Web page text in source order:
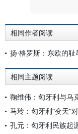
相同作者阅读
扬·格罗斯：东欧的耻
相同主题阅读
鞠维伟：匈牙利与乌
马玲：匈牙利“变天”
孔元：匈牙利民族起